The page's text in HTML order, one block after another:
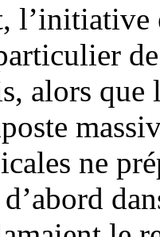
alors que
ne